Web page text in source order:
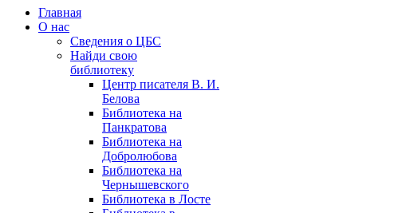
Главная
О нас
Сведения о ЦБС
Найди свою
библиотеку
Центр писателя В. И.
Белова
Библиотека на
Панкратова
Библиотека на
Добролюбова
Библиотека на
Чернышевского
Библиотека в Лосте